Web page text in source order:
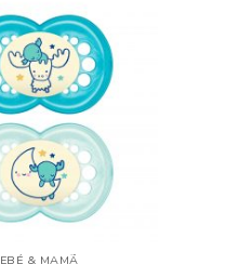
ADICIONAR
A LISTA DE
DESEJOS
& MAMÃ